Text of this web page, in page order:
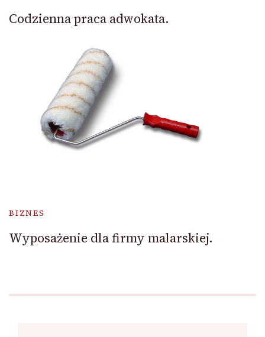
Codzienna praca adwokata.
BIZNES
Wyposażenie dla firmy malarskiej.